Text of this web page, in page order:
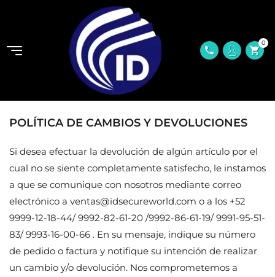
phone shopping_cart
0
POLÍTICA DE CAMBIOS Y DEVOLUCIONES
Si desea efectuar la devolución de algún artículo por el
cual no se siente completamente satisfecho, le instamos
a que se comunique con nosotros mediante correo
electrónico a ventas@idsecureworld.com o a los +52
9999-12-18-44/ 9992-82-61-20 /9992-86-61-19/ 9991-95-51-
83/ 9993-16-00-66 . En su mensaje, indique su número
de pedido o factura y notifique su intención de realizar
un cambio y/o devolución. Nos comprometemos a